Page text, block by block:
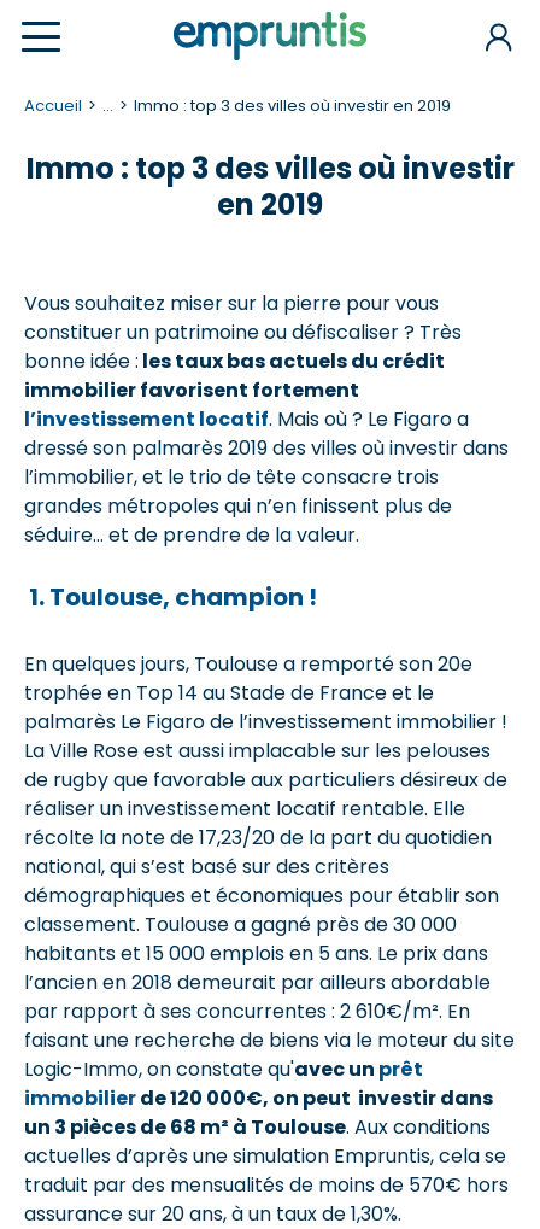
Accueil ... Immo : top 3 des villes où investir en 2019
Immo : top 3 des villes où investir
en 2019
Vous souhaitez miser sur la pierre pour vous
constituer un patrimoine ou défiscaliser ? Très
bonne idée : les taux bas actuels du crédit
immobilier favorisent fortement
l’investissement locatif. Mais où ? Le Figaro a
dressé son palmarès 2019 des villes où investir dans
l’immobilier, et le trio de tête consacre trois
grandes métropoles qui n’en finissent plus de
séduire… et de prendre de la valeur.
1. Toulouse, champion !
En quelques jours, Toulouse a remporté son 20e
trophée en Top 14 au Stade de France et le
palmarès Le Figaro de l’investissement immobilier !
La Ville Rose est aussi implacable sur les pelouses
de rugby que favorable aux particuliers désireux de
réaliser un investissement locatif rentable. Elle
récolte la note de 17,23/20 de la part du quotidien
national, qui s’est basé sur des critères
démographiques et économiques pour établir son
classement. Toulouse a gagné près de 30 000
habitants et 15 000 emplois en 5 ans. Le prix dans
l’ancien en 2018 demeurait par ailleurs abordable
par rapport à ses concurrentes : 2 610€/m². En
faisant une recherche de biens via le moteur du site
Logic-Immo, on constate qu'avec un prêt
immobilierde 120 000€, on peut investir dans
un 3 pièces de 68 m² à Toulouse. Aux conditions
actuelles d’après une simulation Empruntis, cela se
traduit par des mensualités de moins de 570€ hors
assurance sur 20 ans, à un taux de 1,30%.